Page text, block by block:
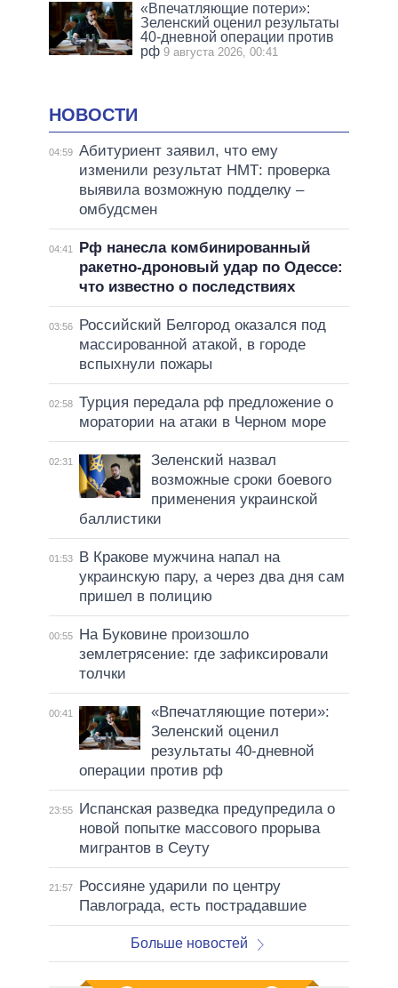
«Впечатляющие потери»:
Зеленский оценил результаты
40-дневной операции против
рф 9 августа 2026, 00:41
НОВОСТИ
04:59 Абитуриент заявил, что ему
изменили результат НМТ: проверка
выявила возможную подделку –
омбудсмен
04:41
Рф нанесла комбинированный
ракетно-дроновый удар по Одессе:
что известно о последствиях
03:56
Российский Белгород оказался под
массированной атакой, в городе
вспыхнули пожары
02:58 Турция передала рф предложение о
моратории на атаки в Черном море
02:31
Зеленский назвал
возможные сроки боевого
применения украинской
баллистики
01:53
В Кракове мужчина напал на
украинскую пару, а через два дня сам
пришел в полицию
00:55
На Буковине произошло
землетрясение: где зафиксировали
толчки
00:41
«Впечатляющие потери»:
Зеленский оценил
результаты 40-дневной
операции против рф
23:55
Испанская разведка предупредила о
новой попытке массового прорыва
мигрантов в Сеуту
21:57
Россияне ударили по центру
Павлограда, есть пострадавшие
Больше новостей